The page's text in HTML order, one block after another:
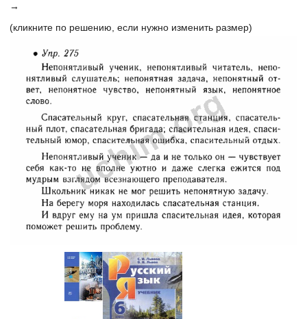
→
(кликните по решению, если нужно изменить размер)